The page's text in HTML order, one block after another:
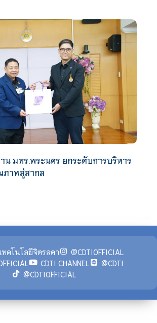
น มทร.พระนคร ยกระดับการบริหาร
าพสู่สากล
ทคโนโลยีจิตรลดา
@CDTIOFFICIAL
CDTI CHANNEL
@CDTI
@CDTIOFFICIAL